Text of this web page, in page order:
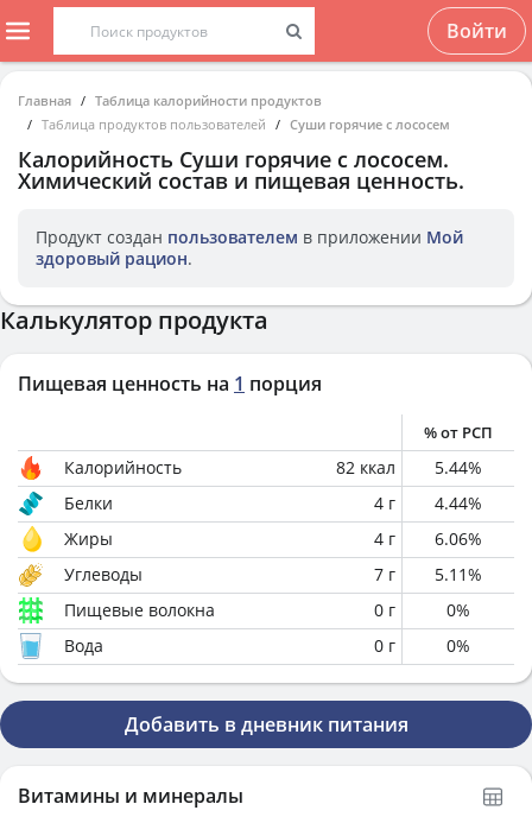
Войти
Главная
Таблица калорийности продуктов
Таблица продуктов пользователей
Суши горячие с лососем
Калорийность Суши горячие с лососем.
Химический состав и пищевая ценность.
Продукт создан пользователем в приложении Мой
здоровый рацион.
Калькулятор продукта
Пищевая ценность на 1 порция
% от РСП
Калорийность 82 ккал 5.44%
Белки
4 г 4.44%
Жиры
4 г 6.06%
Углеводы
7 г 5.11%
Пищевые волокна
0 г 0%
Вода
0 г 0%
Добавить в дневник питания
Витамины и минералы